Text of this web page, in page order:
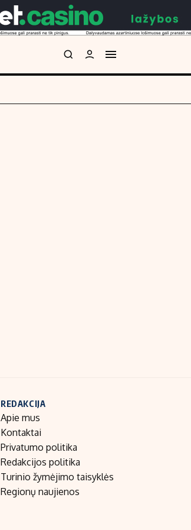
REDAKCIJA
Apie mus
Kontaktai
Privatumo politika
Redakcijos politika
Turinio žymėjimo taisyklės
Regionų naujienos